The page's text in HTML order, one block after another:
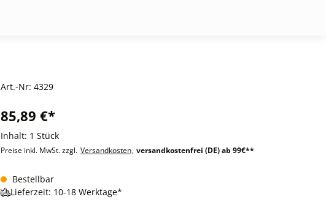
Art.-Nr: 4329
85,89 €*
Inhalt: 1 Stück
Preise inkl. MwSt. zzgl. Versandkosten, versandkostenfrei (DE) ab 99€**
Bestellbar
Lieferzeit: 10-18 Werktage*